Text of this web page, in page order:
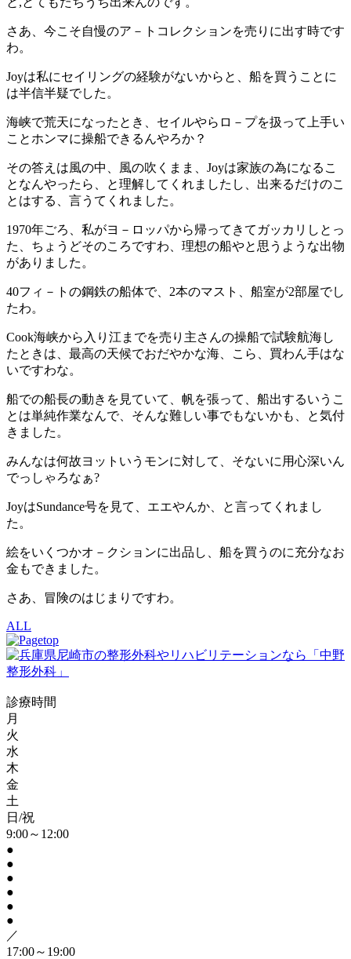
さあ、今こそ自慢のア－トコレクションを売りに出す時です
わ。
Joyは私にセイリングの経験がないからと、船を買うことに
は半信半疑でした。
海峡で荒天になったとき、セイルやらロ－プを扱って上手い
ことホンマに操船できるんやろか？
その答えは風の中、風の吹くまま、Joyは家族の為になるこ
となんやったら、と理解してくれましたし、出来るだけのこ
とはする、言うてくれました。
1970年ごろ、私がヨ－ロッパから帰ってきてガッカリしとっ
た、ちょうどそのころですわ、理想の船やと思うような出物
がありました。
40フィ－トの鋼鉄の船体で、2本のマスト、船室が2部屋でし
たわ。
Cook海峡から入り江までを売り主さんの操船で試験航海し
たときは、最高の天候でおだやかな海、こら、買わん手はな
いですわな。
船での船長の動きを見ていて、帆を張って、船出するいうこ
とは単純作業なんで、そんな難しい事でもないかも、と気付
きました。
みんなは何故ヨットいうモンに対して、そないに用心深いん
でっしゃろなぁ?
JoyはSundance号を見て、エエやんか、と言ってくれまし
た。
絵をいくつかオ－クションに出品し、船を買うのに充分なお
金もできました。
さあ、冒険のはじまりですわ。
ALL
診療時間
月
火
水
木
金
土
日/祝
9:00～12:00
●
●
●
●
●
●
／
17:00～19:00